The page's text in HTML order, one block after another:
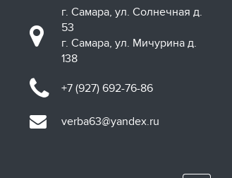
г. Самара, ул. Солнечная д.
53
г. Самара, ул. Мичурина д.
138
+7 (927) 692-76-86
verba63@yandex.ru